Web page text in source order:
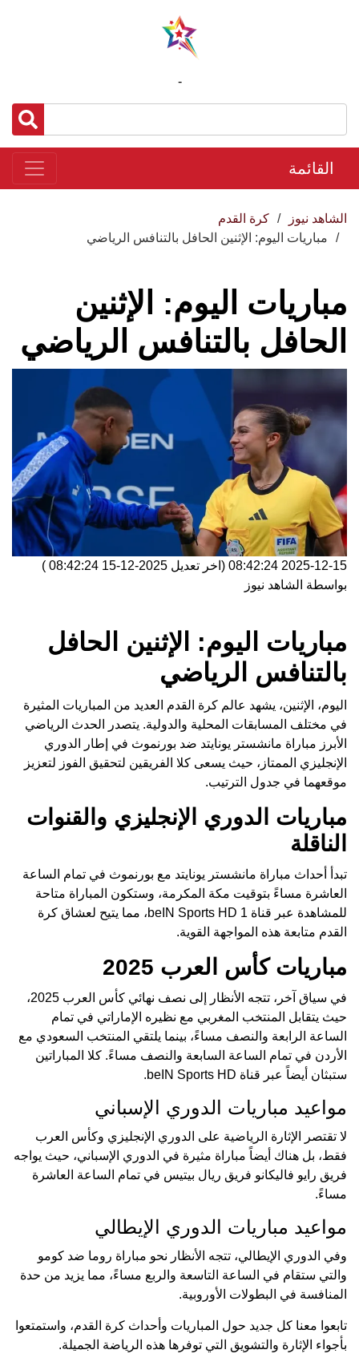
-
القائمة
الشاهد نيوز
كرة القدم
مباريات اليوم: الإثنين الحافل بالتنافس الرياضي
مباريات اليوم: الإثنين
الحافل بالتنافس الرياضي
2025-12-15 08:42:24 (اخر تعديل 2025-12-15 08:42:24
)
بواسطة الشاهد نيوز
مباريات اليوم: الإثنين الحافل
بالتنافس الرياضي
اليوم، الإثنين، يشهد عالم كرة القدم العديد من المباريات المثيرة
في مختلف المسابقات المحلية والدولية. يتصدر الحدث الرياضي
الأبرز مباراة مانشستر يونايتد ضد بورنموث في إطار الدوري
الإنجليزي الممتاز، حيث يسعى كلا الفريقين لتحقيق الفوز لتعزيز
موقعهما في جدول الترتيب.
مباريات الدوري الإنجليزي والقنوات
الناقلة
تبدأ أحداث مباراة مانشستر يونايتد مع بورنموث في تمام الساعة
العاشرة مساءً بتوقيت مكة المكرمة، وستكون المباراة متاحة
للمشاهدة عبر قناة beIN Sports HD 1، مما يتيح لعشاق كرة
القدم متابعة هذه المواجهة القوية.
مباريات كأس العرب 2025
في سياق آخر، تتجه الأنظار إلى نصف نهائي كأس العرب 2025،
حيث يتقابل المنتخب المغربي مع نظيره الإماراتي في تمام
الساعة الرابعة والنصف مساءً، بينما يلتقي المنتخب السعودي مع
الأردن في تمام الساعة السابعة والنصف مساءً. كلا المباراتين
ستبثان أيضاً عبر قناة beIN Sports HD.
مواعيد مباريات الدوري الإسباني
لا تقتصر الإثارة الرياضية على الدوري الإنجليزي وكأس العرب
فقط، بل هناك أيضاً مباراة مثيرة في الدوري الإسباني، حيث يواجه
فريق رايو فاليكانو فريق ريال بيتيس في تمام الساعة العاشرة
مساءً.
مواعيد مباريات الدوري الإيطالي
وفي الدوري الإيطالي، تتجه الأنظار نحو مباراة روما ضد كومو
والتي ستقام في الساعة التاسعة والربع مساءً، مما يزيد من حدة
المنافسة في البطولات الأوروبية.
تابعوا معنا كل جديد حول المباريات وأحداث كرة القدم، واستمتعوا
بأجواء الإثارة والتشويق التي توفرها هذه الرياضة الجميلة.